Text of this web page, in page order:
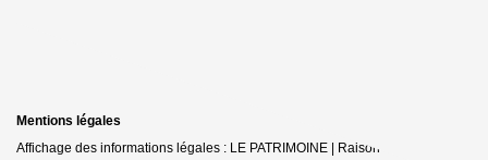
Mentions légales
Affichage des informations légales : LE PATRIMOINE | Raison